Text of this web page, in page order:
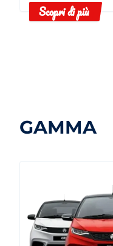
Scopri di più
GAMMA